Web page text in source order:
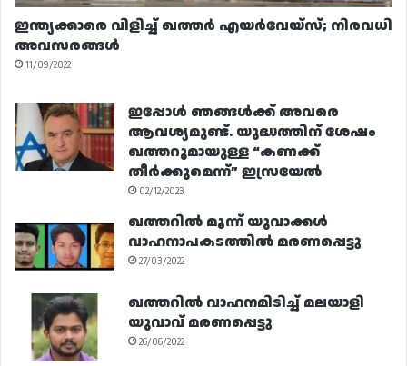
ഇന്ത്യക്കാരെ വിളിച്ച് ഖത്തർ എയർവേയ്‌സ്; നിരവധി
അവസരങ്ങൾ
11/09/2022
ഇപ്പോൾ ഞങ്ങൾക്ക് അവരെ
ആവശ്യമുണ്ട്. യുദ്ധത്തിന് ശേഷം
ഖത്തറുമായുള്ള “കണക്ക്
തീർക്കുമെന്ന്” ഇസ്രയേൽ
02/12/2023
ഖത്തറിൽ മൂന്ന് യുവാക്കൾ
വാഹനാപകടത്തിൽ മരണപ്പെട്ടു
27/03/2022
ഖത്തറിൽ വാഹനമിടിച്ച് മലയാളി
യുവാവ് മരണപ്പെട്ടു
26/06/2022